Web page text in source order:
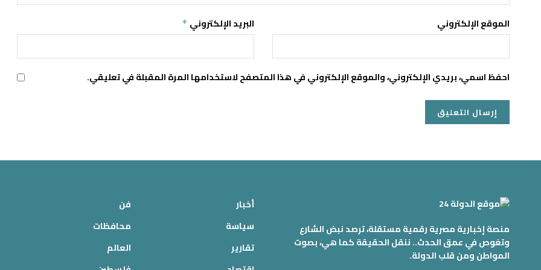
البريد الإلكتروني * الموقع الإلكتروني
احفظ اسمي، بريدي الإلكتروني، والموقع الإلكتروني في هذا المتصفح لاستخدامها المرة المقبلة في تعليقي.
منصة إخبارية مصرية رقمية مستقلة، ترصد نبض الشارع
وتغوص في عمق الحدث.. ننقل الحقيقة كما هي، بصوت
المواطن ومن قلب الدولة.
أخبار
سياسة
تقارير
فن
محافظات
العالم